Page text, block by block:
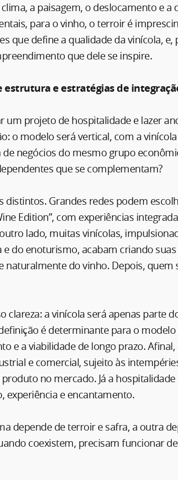
a paisagem, o deslocamento e a
para o vinho, o terroir é
que define a qualidade da vinícola,
que dele se inspire.
estrutura e estratégias de
um projeto de hospitalidade e lazer
o modelo será vertical, com a
de negócios do mesmo grupo
que se complementam?
distintos. Grandes redes podem
Edition”, com experiências
lado, muitas vinícolas,
do enoturismo, acabam criando
naturalmente do vinho. Depois,
clareza: a vinícola será apenas parte
é determinante para o
e a viabilidade de longo prazo.
e comercial, sujeito às
no mercado. Já a hospitalidade
experiência e encantamento.
depende de terroir e safra, a outra
coexistem, precisam funcionar